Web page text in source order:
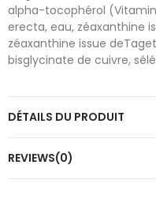
alpha-tocophérol
erecta, eau, zéaxanthine
zéaxanthine issue
bisglycinate de cuivre,
DÉTAILS DU PRODUIT
REVIEWS(0)